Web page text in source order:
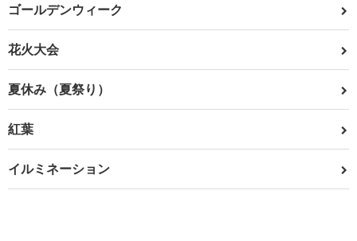
ゴールデンウィーク
花火大会
夏休み（夏祭り）
紅葉
イルミネーション